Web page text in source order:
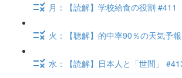
月：【読解】学校給食の役割 #411
火：【聴解】的中率90％の天気予
水：【読解】日本人と「世間」